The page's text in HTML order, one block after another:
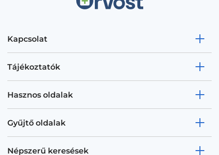
Kapcsolat
Tájékoztatók
Hasznos oldalak
Gyűjtő oldalak
Népszerű keresések